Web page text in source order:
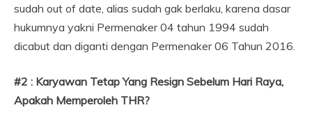
sudah out of date, alias sudah gak berlaku, karena dasar
hukumnya yakni Permenaker 04 tahun 1994 sudah
dicabut dan diganti dengan Permenaker 06 Tahun 2016.
#2 : Karyawan Tetap Yang Resign Sebelum Hari Raya,
Apakah Memperoleh THR?